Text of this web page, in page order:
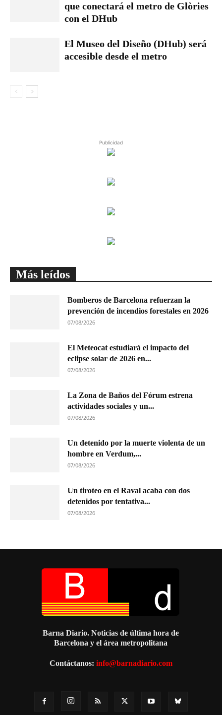
que conectará el metro de Glòries
con el DHub
El Museo del Diseño (DHub) será
accesible desde el metro
Publicidad
Más leídos
Bomberos de Barcelona refuerzan la
prevención de incendios forestales en 2026
07/08/2026
El Meteocat estudiará el impacto del
eclipse solar de 2026 en...
07/08/2026
La Zona de Baños del Fórum estrena
actividades sociales y un...
07/08/2026
Un detenido por la muerte violenta de un
hombre en Verdum,...
07/08/2026
Un tiroteo en el Raval acaba con dos
detenidos por tentativa...
07/08/2026
Barna Diario. Noticias de última hora de
Barcelona y el área metropolitana
Contáctanos: info@barnadiario.com